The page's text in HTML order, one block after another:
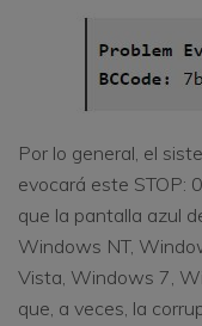
Por lo general, el
evocará este STOP:
que la pantalla azul
Windows NT,
Vista, Windows 7,
que, a veces, la